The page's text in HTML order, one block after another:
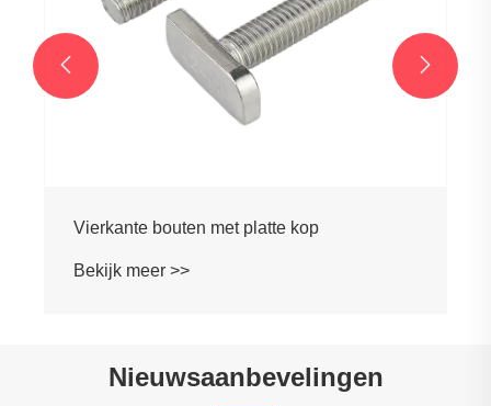
Vierkante bouten met platte kop
Bekijk meer >>
 
Nieuwsaanbevelingen